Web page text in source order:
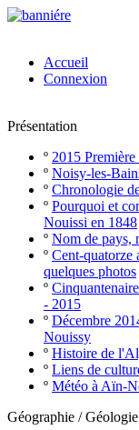
Accueil
Connexion
Présentation
º 2015
º Noisy-les-
º Chronologie
º Pourquoi et
Nouissi en 1848
º Nom de pays,
º Cent-quatorze
quelques photos
º
- 2015
º Décembre
Nouissy
º Histoire de
º Liens de
º Météo à Aïn-
Géographie / Géologie